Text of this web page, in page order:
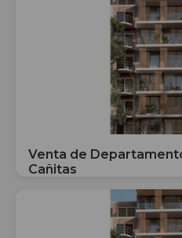
Venta de
Cañitas